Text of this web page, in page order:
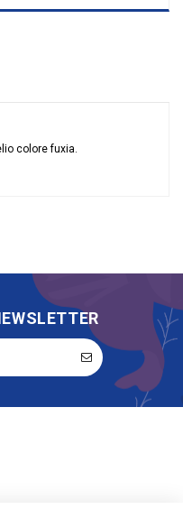
colore fuxia.